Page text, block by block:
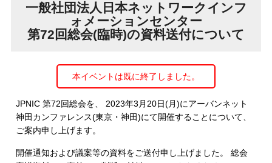
一般社団法人日本ネットワークインフ
ォメーションセンター
第72回総会(臨時)の資料送付について
本イベントは既に終了しました。
JPNIC 第72回総会を、 2023年3月20日(月)にアーバンネット
神田カンファレンス(東京・神田)にて開催することについて、
ご案内申し上げます。
開催通知および議案等の資料をご送付申し上げました。 総会